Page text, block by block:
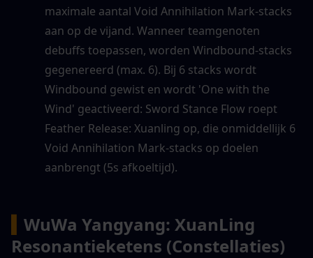
maximale aantal Void Annihilation Mark-stacks
aan op de vijand. Wanneer teamgenoten
debuffs toepassen, worden Windbound-stacks
gegenereerd (max. 6). Bij 6 stacks wordt
Windbound gewist en wordt 'One with the
Wind' geactiveerd: Sword Stance Flow roept
Feather Release: Xuanling op, die onmiddellijk 6
Void Annihilation Mark-stacks op doelen
aanbrengt (5s afkoeltijd).
WuWa Yangyang: XuanLing
Resonantieketens (Constellaties)